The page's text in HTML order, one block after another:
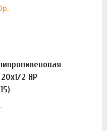
р.
2 НР